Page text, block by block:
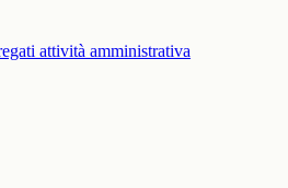
attività amministrativa